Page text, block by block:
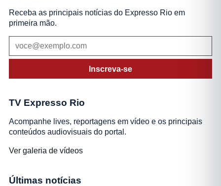
Receba as principais notícias do Expresso Rio em
primeira mão.
Inscreva-se
TV Expresso Rio
Acompanhe lives, reportagens em vídeo e os principais
conteúdos audiovisuais do portal.
Ver galeria de vídeos
Últimas notícias